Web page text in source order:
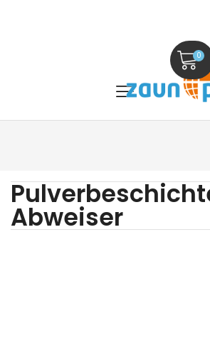
0
Abweiser